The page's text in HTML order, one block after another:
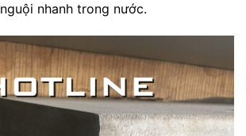
nhanh trong nước.